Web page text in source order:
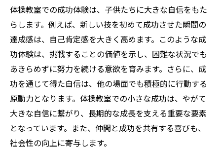
体操教室での成功体験は、子供たちに大きな自信をもた
らします。例えば、新しい技を初めて成功させた瞬間の
達成感は、自己肯定感を大きく高めます。このような成
功体験は、挑戦することの価値を示し、困難な状況でも
あきらめずに努力を続ける意欲を育みます。さらに、成
功を通じて得た自信は、他の場面でも積極的に行動する
原動力となります。体操教室での小さな成功は、やがて
大きな自信に繋がり、長期的な成長を支える重要な要素
となっています。また、仲間と成功を共有する喜びも、
社会性の向上に寄与します。